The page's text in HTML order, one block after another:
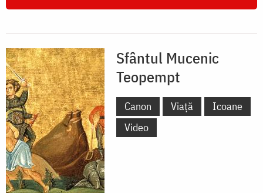
Sfântul Mucenic
Teopempt
Canon Viață
Icoane
Video